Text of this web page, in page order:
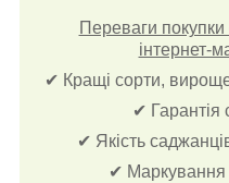
Переваги
інтернет-
✔ Кращі сорти,
✔ Гарантія
✔ Якість
✔ Маркування